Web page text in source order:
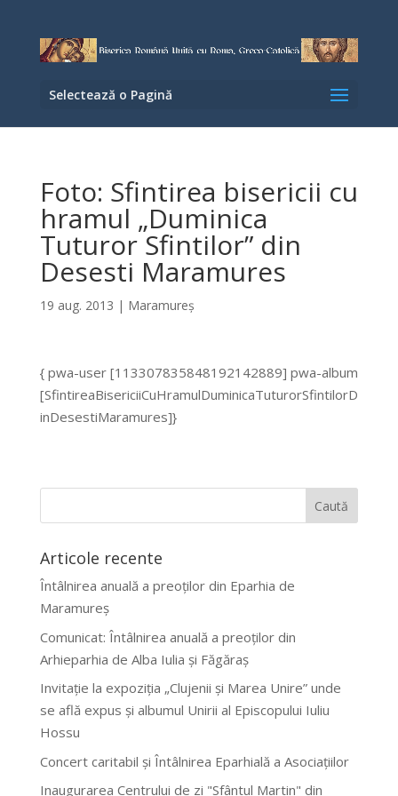
Selectează o Pagină
Foto: Sfintirea bisericii cu
hramul „Duminica
Tuturor Sfintilor” din
Desesti Maramures
19 aug. 2013 | Maramureş
{ pwa-user [113307835848192142889] pwa-album
[SfintireaBisericiiCuHramulDuminicaTuturorSfintilorD
inDesestiMaramures]}
Articole recente
Întâlnirea anuală a preoților din Eparhia de
Maramureș
Comunicat: Întâlnirea anuală a preoților din
Arhieparhia de Alba Iulia și Făgăraș
Invitație la expoziția „Clujenii și Marea Unire” unde
se află expus și albumul Unirii al Episcopului Iuliu
Hossu
Concert caritabil și Întâlnirea Eparhială a Asociațiilor
Inaugurarea Centrului de zi "Sfântul Martin" din